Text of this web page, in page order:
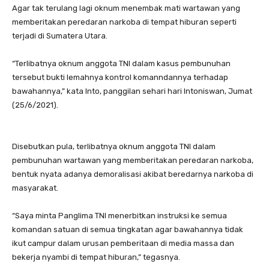
Agar tak terulang lagi oknum menembak mati wartawan yang
memberitakan peredaran narkoba di tempat hiburan seperti
terjadi di Sumatera Utara.
“Terlibatnya oknum anggota TNI dalam kasus pembunuhan
tersebut bukti lemahnya kontrol komanndannya terhadap
bawahannya,” kata Into, panggilan sehari hari Intoniswan, Jumat
(25/6/2021).
Disebutkan pula, terlibatnya oknum anggota TNI dalam
pembunuhan wartawan yang memberitakan peredaran narkoba,
bentuk nyata adanya demoralisasi akibat beredarnya narkoba di
masyarakat.
“Saya minta Panglima TNI menerbitkan instruksi ke semua
komandan satuan di semua tingkatan agar bawahannya tidak
ikut campur dalam urusan pemberitaan di media massa dan
bekerja nyambi di tempat hiburan,” tegasnya.